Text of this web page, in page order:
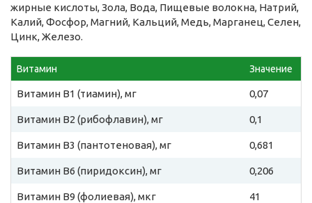
жирные кислоты, Зола, Вода, Пищевые волокна, Натрий,
Калий, Фосфор, Магний, Кальций, Медь, Марганец, Селен,
Цинк, Железо.
Витамин Значение
Витамин B1 (тиамин), мг 0,07
Витамин B2 (рибофлавин), мг 0,1
Витамин B3 (пантотеновая), мг 0,681
Витамин B6 (пиридоксин), мг 0,206
Витамин B9 (фолиевая), мкг 41